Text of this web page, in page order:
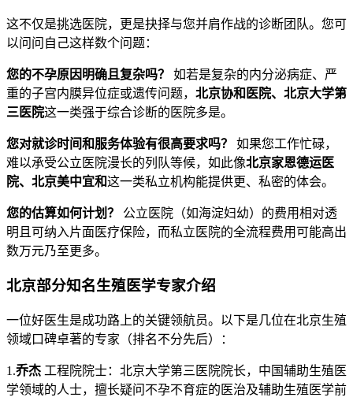
这不仅是挑选医院，更是抉择与您并肩作战的诊断团队。您可
以问问自己这样数个问题：
您的不孕原因明确且复杂吗？
如若是复杂的内分泌病症、严
重的子宫内膜异位症或遗传问题， 北京协和医院、北京大学第
三医院这一类强于综合诊断的医院多是。
您对就诊时间和服务体验有很高要求吗？
如果您工作忙碌，
难以承受公立医院漫长的列队等候，如此像北京家恩德运医
院、北京美中宜和这一类私立机构能提供更、私密的体会。
您的估算如何计划？
公立医院（如海淀妇幼）的费用相对透
明且可纳入片面医疗保险，而私立医院的全流程费用可能高出
数万元乃至更多。
北京部分知名生殖医学专家介绍
一位好医生是成功路上的关键领航员。以下是几位在北京生殖
领域口碑卓著的专家（排名不分先后）：
1.乔杰 工程院院士：北京大学第三医院院长，中国辅助生殖医
学领域的人士，擅长疑问不孕不育症的医治及辅助生殖医学前